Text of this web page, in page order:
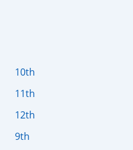
10th
11th
12th
9th